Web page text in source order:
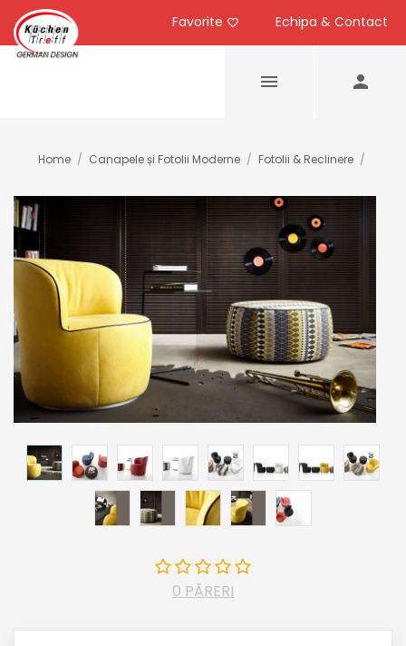
Echipa & Contact
Favorite
Home / Canapele și Fotolii Moderne / Fotolii & Reclinere /
0 PĂRERI